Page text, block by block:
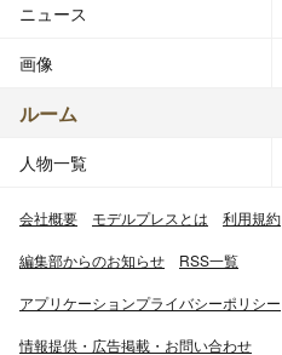
ニュース
画像
ルーム
人物一覧
会社概要 モデルプレスとは 利用規約
編集部からのお知らせ RSS一覧
アプリケーションプライバシーポリシー
情報提供・広告掲載・お問い合わせ